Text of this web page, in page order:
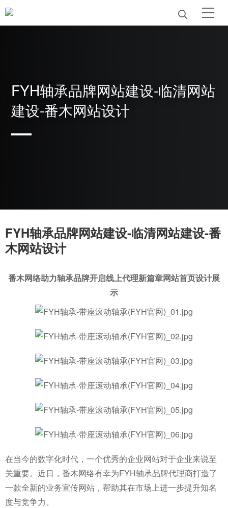
FYH轴承品牌网站建设-临清网站
建设-番木网站设计
FYH轴承品牌网站建设-临清网站建设-番
木网站设计
番木网络助力轴承品牌开启线上代理新篇章网站首页设计展
示
在当今的数字化时代，一个优秀的企业网站对于企业来说至
关重要。近日，番木网络有幸为FYH轴承品牌代理商打造了
一款全新的业务宣传网站，帮助其在市场上进一步提升知名
度与竞争力。